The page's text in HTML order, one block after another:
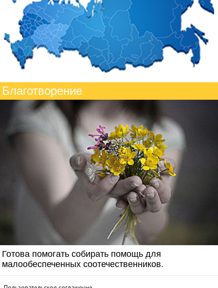
Благотворение
Готова помогать собирать помощь для
малообеспеченных соотечественников.